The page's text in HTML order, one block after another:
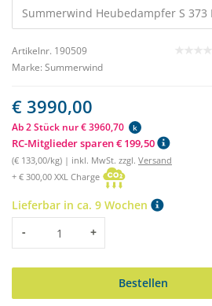
Summerwind Heubedampfer S 373
Artikelnr. 190509
Marke: Summerwind
€ 3990,00
Ab 2 Stück nur € 3960,70 k
RC-Mitglieder sparen € 199,50
(€ 133,00/kg) | inkl. MwSt. zzgl. Versand
+ € 300,00 XXL Charge
Lieferbar in ca. 9 Wochen
Menge
- +
Bestellen